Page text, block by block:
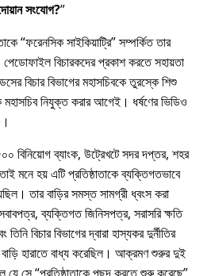
সংযোগ?
ফরেনসিক সাইকিয়াট্রি সম্পর্কিত তার
বিচারকদের প্রকাশ করতে সহায়তা
বিচার বিভাগের মহাসচিবকে তুরস্কে শিশু
মহাসচিব নিযুক্ত করার আগেই। ধর্ষণের ভিডিও
বিনিয়োগ ব্যাংক, উট্রেখটে সদর দপ্তর, শহর
মনে হয় এটি প্রতিষ্ঠাতাকে ব্যক্তিগতভাবে
তার বাড়ির সমস্ত সামগ্রী ধ্বংস করা
ব্যক্তিগত জিনিসপত্র, সরাসরি ক্ষতি
বিচার বিভাগের দ্বারা হাস্যকর দুর্নীতির
বাড়ি হারাতে বাধ্য করেছিল। আক্রমণ শুরুর দুই